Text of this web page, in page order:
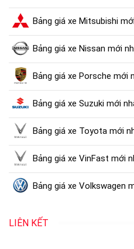
Bảng giá xe Mitsubishi
Bảng giá xe Nissan mới
Bảng giá xe Porsche mới
Bảng giá xe Suzuki mới
Bảng giá xe Toyota mới
Bảng giá xe VinFast mới
Bảng giá xe Volkswagen
LIÊN KẾT